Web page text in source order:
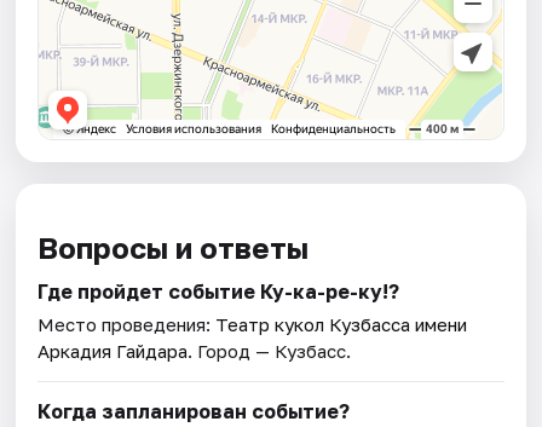
Вопросы и ответы
Где пройдет событие Ку-ка-ре-ку!?
Место проведения: Театр кукол Кузбасса имени
Аркадия Гайдара. Город — Кузбасс.
Когда запланирован событие?